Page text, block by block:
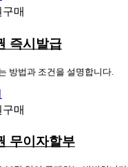
매
즉시발급
방법과 조건을 설명합니다.
매
무이자할부